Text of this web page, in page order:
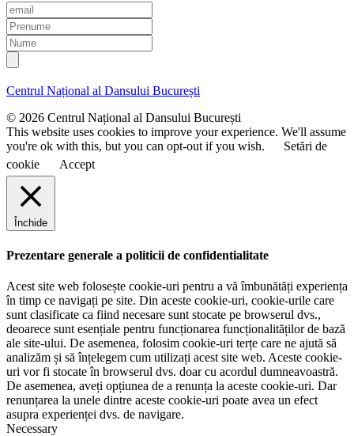
E
m
a
i
l
P
r
e
n
m
e
N
u
m
e
Centrul Național al Dansului București
© 2026 Centrul Național al Dansului București
This website uses cookies to improve your experience. We'll assume
you're ok with this, but you can opt-out if you wish.
Setări de
cookie
Accept
Închide
Prezentare generale a politicii de confidentialitate
Acest site web folosește cookie-uri pentru a vă îmbunătăți experiența
în timp ce navigați pe site. Din aceste cookie-uri, cookie-urile care
sunt clasificate ca fiind necesare sunt stocate pe browserul dvs.,
deoarece sunt esențiale pentru funcționarea funcționalităților de bază
ale site-ului. De asemenea, folosim cookie-uri terțe care ne ajută să
analizăm și să înțelegem cum utilizați acest site web. Aceste cookie-
uri vor fi stocate în browserul dvs. doar cu acordul dumneavoastră.
De asemenea, aveți opțiunea de a renunța la aceste cookie-uri. Dar
renunțarea la unele dintre aceste cookie-uri poate avea un efect
asupra experienței dvs. de navigare.
Necessary